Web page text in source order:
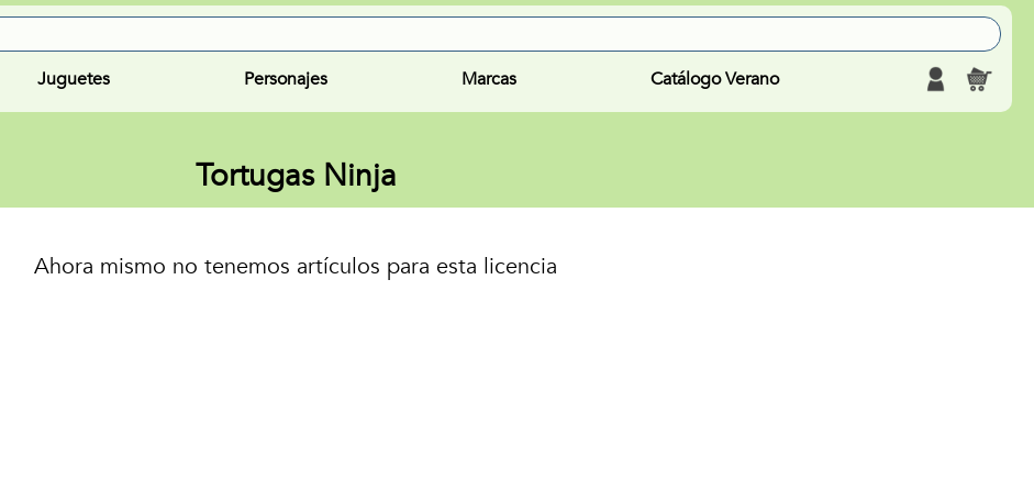
Juguetes Personajes Marcas Catálogo Verano
Tortugas Ninja
Ahora mismo no tenemos artículos para esta licencia